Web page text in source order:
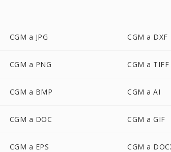
CGM a JPG CGM a DXF
CGM a PNG CGM a TIFF
CGM a BMP CGM a AI
CGM a DOC CGM a GIF
CGM a EPS CGM a